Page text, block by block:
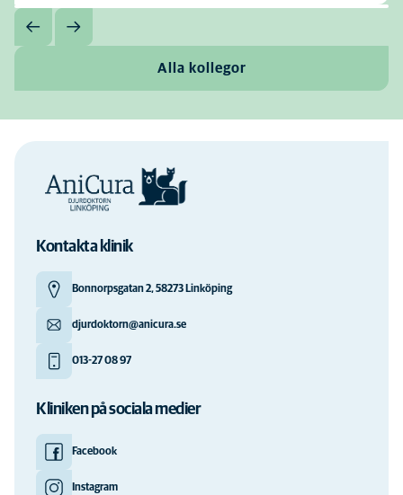
Alla kollegor
Kontakta klinik
Bonnorpsgatan 2, 58273 Linköping
djurdoktorn@anicura.se
013-27 08 97
Kliniken på sociala medier
Facebook
Instagram